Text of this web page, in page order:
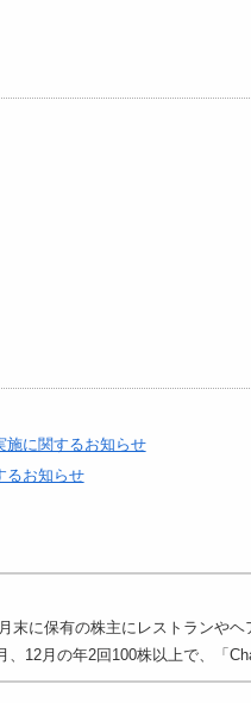
施に関するお知らせ
るお知らせ
末に保有の株主にレストランや
、12月の年2回100株以上で、「